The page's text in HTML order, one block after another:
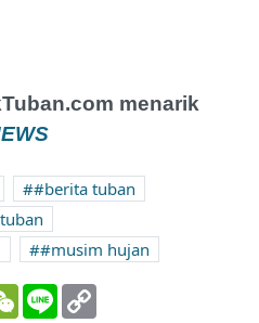
menarik
#berita tuban
#musim hujan
WeChatLine